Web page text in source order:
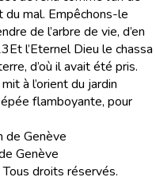
du mal. Empêchons-le
de l’arbre de vie, d’en
Et l’Eternel Dieu le chassa
d’où il avait été pris.
à l’orient du jardin
flamboyante, pour
de Genève
Genève
droits réservés.